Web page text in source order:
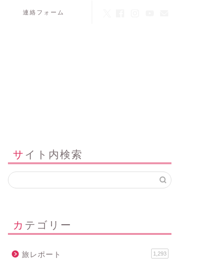
連絡フォーム
サイト内検索
カテゴリー
旅レポート 1,293